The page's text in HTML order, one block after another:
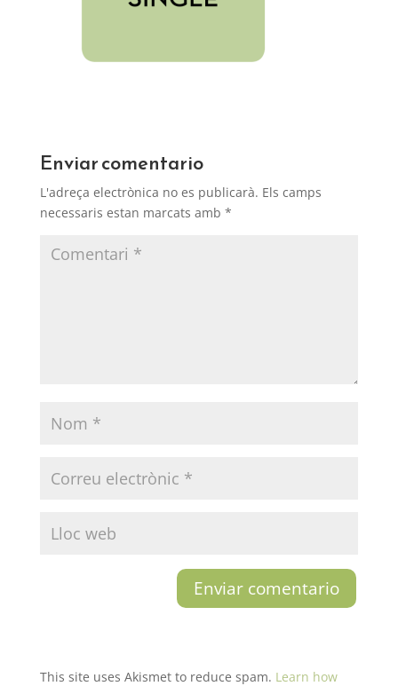
Enviar comentario
L'adreça electrònica no es publicarà. Els camps
necessaris estan marcats amb *
This site uses Akismet to reduce spam. Learn how